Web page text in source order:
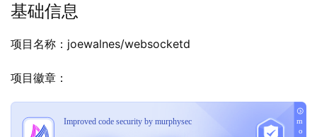
基础信息
项目名称：joewalnes/websocketd
项目徽章：